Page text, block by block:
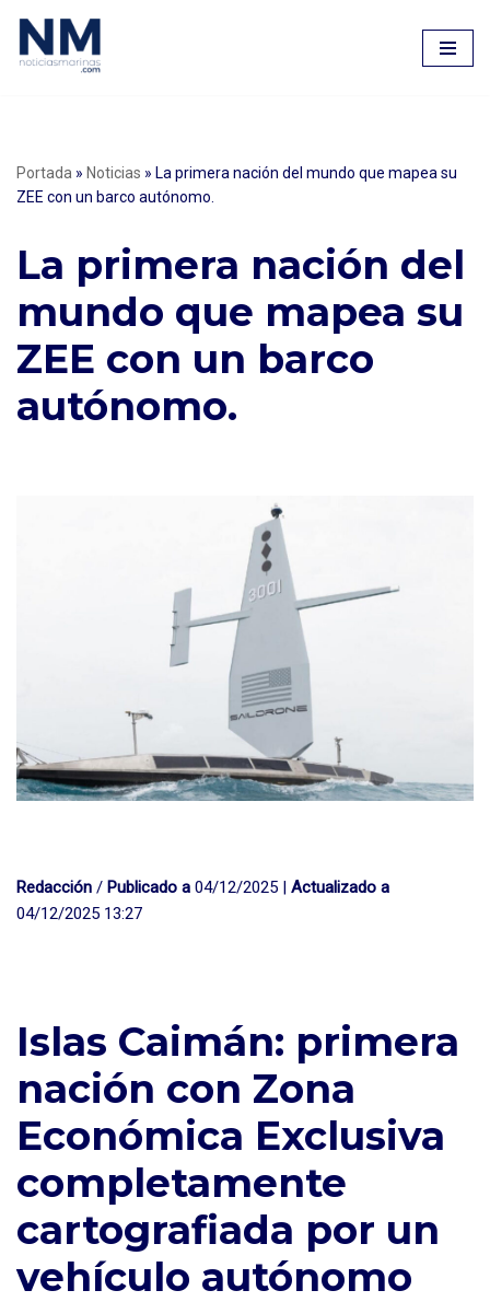
Saltar
Portada » Noticias » La primera nación del mundo que mapea su
ZEE con un barco autónomo.
La primera nación del
mundo que mapea su
ZEE con un barco
autónomo.
Redacción / Publicado a 04/12/2025 | Actualizado a
04/12/2025 13:27
Islas Caimán: primera
nación con Zona
Económica Exclusiva
completamente
cartografiada por un
vehículo autónomo